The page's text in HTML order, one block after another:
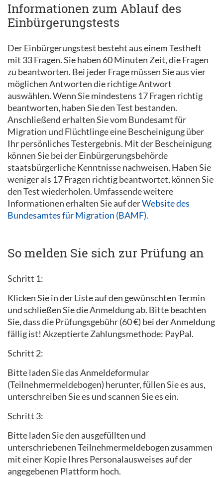
Informationen zum Ablauf des
Einbürgerungstests
Der Einbürgerungstest besteht aus einem Testheft
mit 33 Fragen. Sie haben 60 Minuten Zeit, die Fragen
zu beantworten. Bei jeder Frage müssen Sie aus vier
möglichen Antworten die richtige Antwort
auswählen. Wenn Sie mindestens 17 Fragen richtig
beantworten, haben Sie den Test bestanden.
Anschließend erhalten Sie vom Bundesamt für
Migration und Flüchtlinge eine Bescheinigung über
Ihr persönliches Testergebnis. Mit der Bescheinigung
können Sie bei der Einbürgerungsbehörde
staatsbürgerliche Kenntnisse nachweisen. Haben Sie
weniger als 17 Fragen richtig beantwortet, können Sie
den Test wiederholen. Umfassende weitere
Informationen erhalten Sie auf derWebsite des
Bundesamtes für Migration (BAMF).
So melden Sie sich zur Prüfung an
Schritt 1:
Klicken Sie in der Liste auf den gewünschten Termin
und schließen Sie die Anmeldung ab. Bitte beachten
Sie, dass die Prüfungsgebühr (60 €) bei der Anmeldung
fällig ist! Akzeptierte Zahlungsmethode: PayPal.
Schritt 2:
Bitte laden Sie das Anmeldeformular
(Teilnehmermeldebogen) herunter, füllen Sie es aus,
unterschreiben Sie es und scannen Sie es ein.
Schritt 3:
Bitte laden Sie den ausgefüllten und
unterschriebenen Teilnehmermeldebogen zusammen
mit einer Kopie Ihres Personalausweises auf der
angegebenen Plattform hoch.